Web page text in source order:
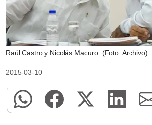
Raúl Castro y Nicolás Maduro. (Foto: Archivo)
2015-03-10